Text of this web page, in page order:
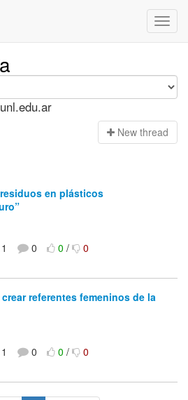
New thread
en plásticos
1 0 0/ 0
referentes femeninos de la
1 0 0/ 0